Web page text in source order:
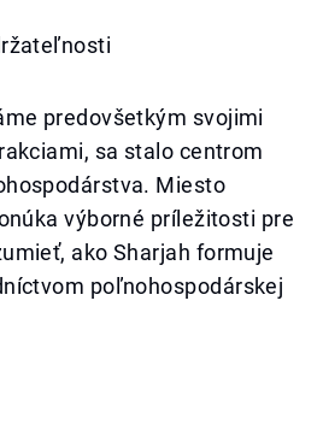
predovšetkým svojimi
sa stalo centrom
Miesto
výborné príležitosti pre
ako Sharjah formuje
poľnohospodárskej